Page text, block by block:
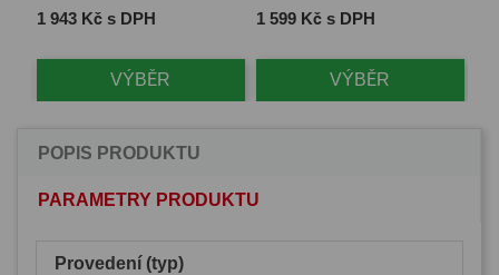
Cena
1 943 Kč s DPH
VÝBĚR
Cena
1 599 Kč s DPH
VÝBĚR
POPIS PRODUKTU
PARAMETRY PRODUKTU
Provedení (typ)